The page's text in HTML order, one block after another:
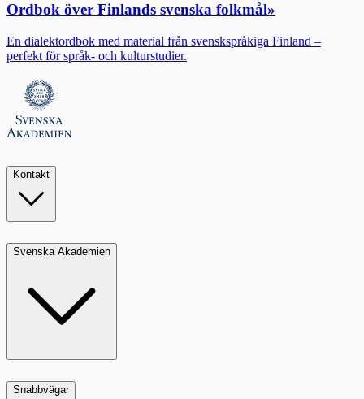
Ordbok över Finlands svenska folkmål»
En dialektordbok med material från svenskspråkiga Finland –
perfekt för språk- och kulturstudier.
Kontakt
Svenska Akademien
Snabbvägar